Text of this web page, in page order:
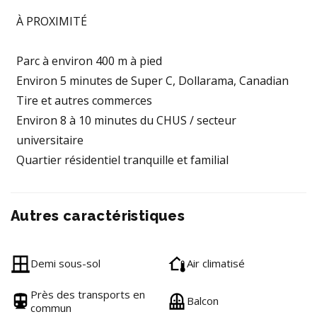
À PROXIMITÉ
Parc à environ 400 m à pied
Environ 5 minutes de Super C, Dollarama, Canadian
Tire et autres commerces
Environ 8 à 10 minutes du CHUS / secteur
universitaire
Quartier résidentiel tranquille et familial
Autres caractéristiques
Demi sous-sol Air climatisé
Près des transports en
commun
Balcon